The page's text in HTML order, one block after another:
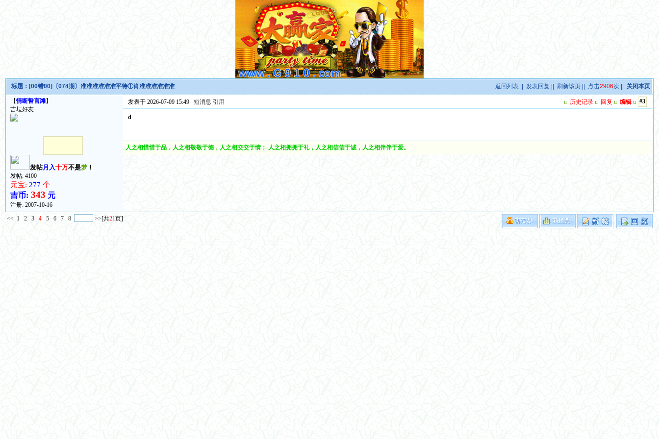
返回列表 ||发表回复 ||刷新该页 || 点击2906次 || 关闭本页
标题： [00错00]〔074期〕准准准准准准平特①肖准准准准准准
【情断誓言滩】
吉坛好友
发帖月入十万不是梦 ！
发帖: 4100
元宝: 277个
吉币: 343 元
注册:2007-10-16
#3
u 历史记录 u 回复 u 编辑 u
发表于 2026-07-09 15:49短消息 引用
d
人之相惜惜于品，人之相敬敬于德，人之相交交于情； 人之相拥拥于礼，人之相信信于诚，人之相伴伴于爱。
<< 1 2 3 4 5 6 7 8 >>[共21页]